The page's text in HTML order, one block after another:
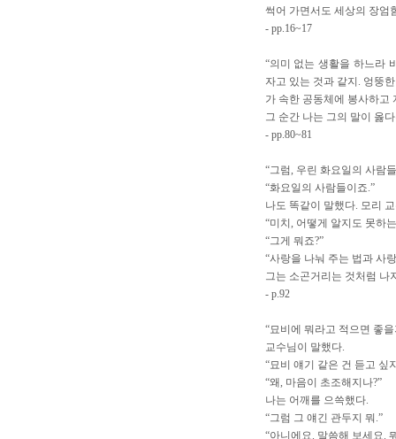
썩어 가면서도 세상의 장엄
- pp.16~17
“의미 없는 생활을 하느라
자고 있는 것과 같지. 엉뚱
가 속한 공동체에 봉사하고
그 순간 나는 그의 말이 옳
- pp.80~81
“그럼, 우린 화요일의 사람
“화요일의 사람들이죠.”
나도 똑같이 말했다. 모리
“미치, 어떻게 알지도 못하
“그게 뭐죠?”
“사랑을 나눠 주는 법과 사
그는 소곤거리는 것처럼 나
- p.92
“묘비에 뭐라고 적으면 좋
교수님이 말했다.
“묘비 얘기 같은 건 듣고 싶
“왜, 마음이 초조해지나?”
나는 어깨를 으쓱했다.
“그럼 그 얘긴 관두지 뭐.”
“아니에요. 말씀해 보세요.